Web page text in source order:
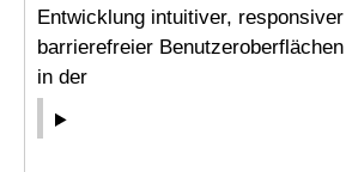
Entwicklung intuitiver,
barrierefreier
in der